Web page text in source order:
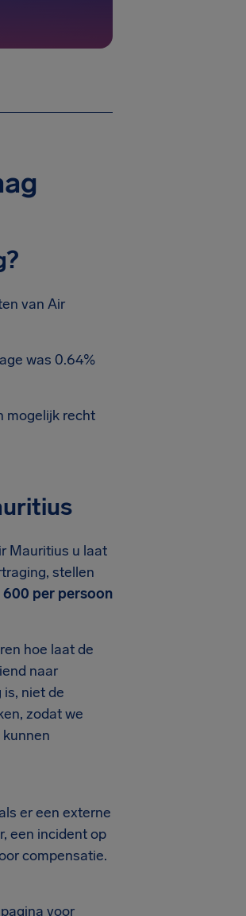
van Air
was 0.64%
mogelijk recht
Mauritius u laat
stellen
per persoon
hoe laat de
naar
niet de
zodat we
er een externe
een incident op
compensatie.
voor